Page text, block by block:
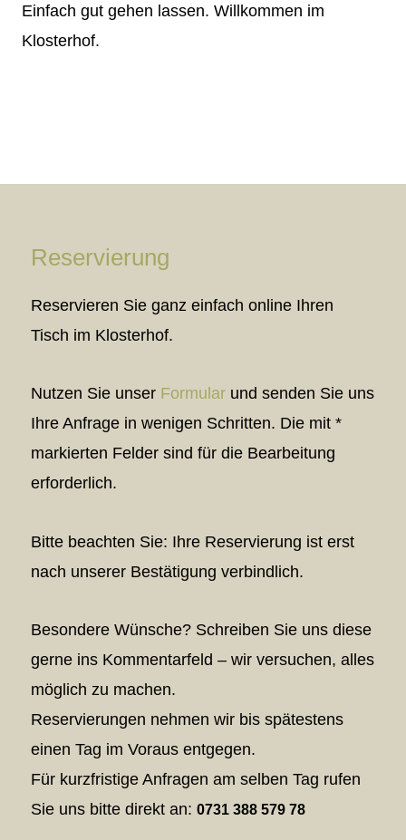
Einfach gut gehen lassen. Willkommen im
Klosterhof.
Reservierung
Reservieren Sie ganz einfach online Ihren
Tisch im Klosterhof.
Nutzen Sie unser Formular und senden Sie uns
Ihre Anfrage in wenigen Schritten. Die mit *
markierten Felder sind für die Bearbeitung
erforderlich.
Bitte beachten Sie: Ihre Reservierung ist erst
nach unserer Bestätigung verbindlich.
Besondere Wünsche? Schreiben Sie uns diese
gerne ins Kommentarfeld – wir versuchen, alles
möglich zu machen.
Reservierungen nehmen wir bis spätestens
einen Tag im Voraus entgegen.
Für kurzfristige Anfragen am selben Tag rufen
Sie uns bitte direkt an: 0731 388 579 78